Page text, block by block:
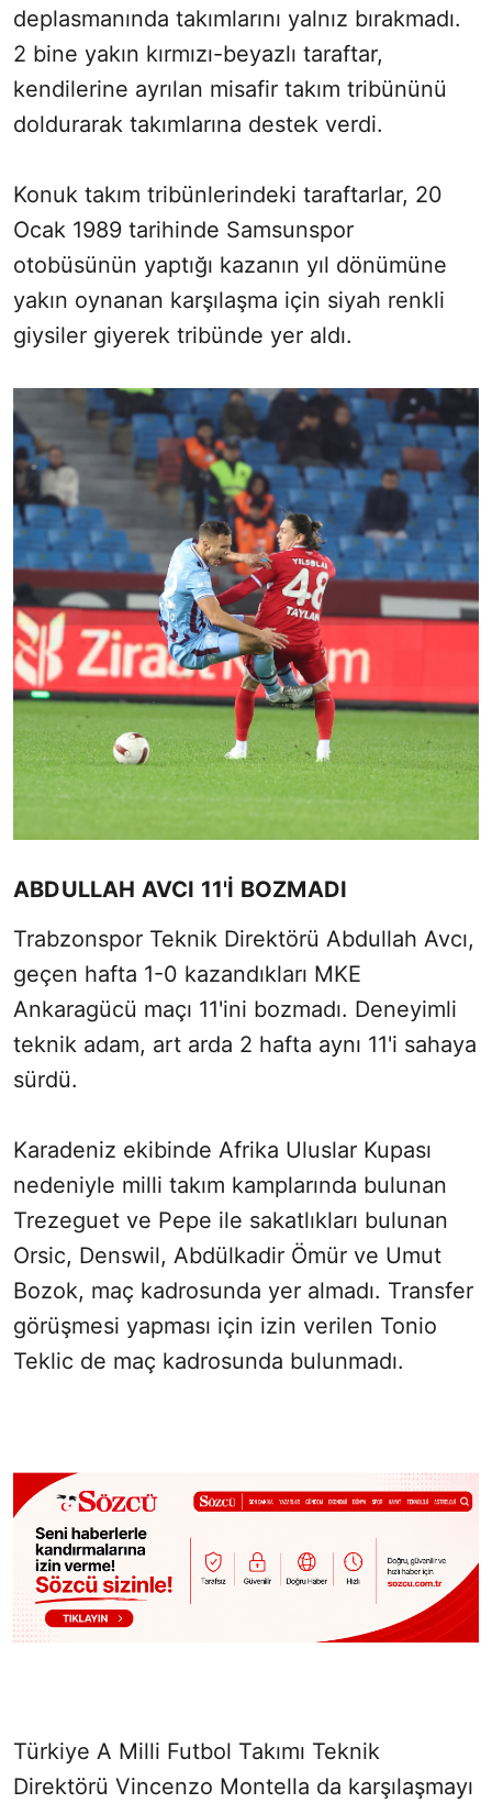
deplasmanında takımlarını yalnız bırakmadı.
2 bine yakın kırmızı-beyazlı taraftar,
kendilerine ayrılan misafir takım tribününü
doldurarak takımlarına destek verdi.
Konuk takım tribünlerindeki taraftarlar, 20
Ocak 1989 tarihinde Samsunspor
otobüsünün yaptığı kazanın yıl dönümüne
yakın oynanan karşılaşma için siyah renkli
giysiler giyerek tribünde yer aldı.
ABDULLAH AVCI 11'İ BOZMADI
Trabzonspor Teknik Direktörü Abdullah Avcı,
geçen hafta 1-0 kazandıkları MKE
Ankaragücü maçı 11'ini bozmadı. Deneyimli
teknik adam, art arda 2 hafta aynı 11'i sahaya
sürdü.
Karadeniz ekibinde Afrika Uluslar Kupası
nedeniyle milli takım kamplarında bulunan
Trezeguet ve Pepe ile sakatlıkları bulunan
Orsic, Denswil, Abdülkadir Ömür ve Umut
Bozok, maç kadrosunda yer almadı. Transfer
görüşmesi yapması için izin verilen Tonio
Teklic de maç kadrosunda bulunmadı.
Türkiye A Milli Futbol Takımı Teknik
Direktörü Vincenzo Montella da karşılaşmayı